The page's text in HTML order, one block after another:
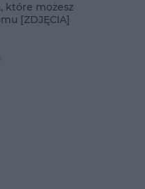
które możesz
[ZDJĘCIA]